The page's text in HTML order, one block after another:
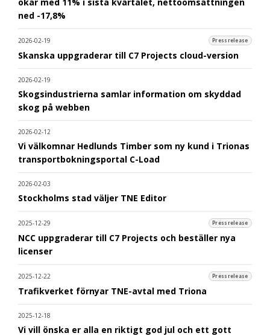
ned -17,8%
2026-02-19 Pressrelease
Skanska uppgraderar till C7 Projects cloud-version
2026-02-19
Skogsindustrierna samlar information om skyddad
skog på webben
2026-02-12
Vi välkomnar Hedlunds Timber som ny kund i Trionas
transportbokningsportal C-Load
2026-02-03
Stockholms stad väljer TNE Editor
2025-12-29 Pressrelease
NCC uppgraderar till C7 Projects och beställer nya
licenser
2025-12-22 Pressrelease
Trafikverket förnyar TNE-avtal med Triona
2025-12-18
Vi vill önska er alla en riktigt god jul och ett gott